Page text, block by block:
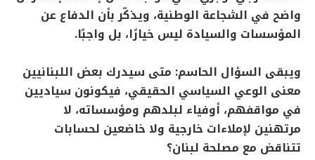
واضح في الشجاعة الوطنية، ويذكّر بأن الدفاع عن
المؤسسات والسيادة ليس خيارًا، بل واجبًا.
ويبقى السؤال الحاسم: متى سيدرك بعض اللبنانيين
معنى الوعي السياسي الحقيقي، فيكونون سياديين
في مواقفهم، أوفياء لبلدهم ومؤسساته، لا
مرتهنين لإملاءات خارجية ولا خاضعين لحسابات
تتناقض مع مصلحة لبنان؟